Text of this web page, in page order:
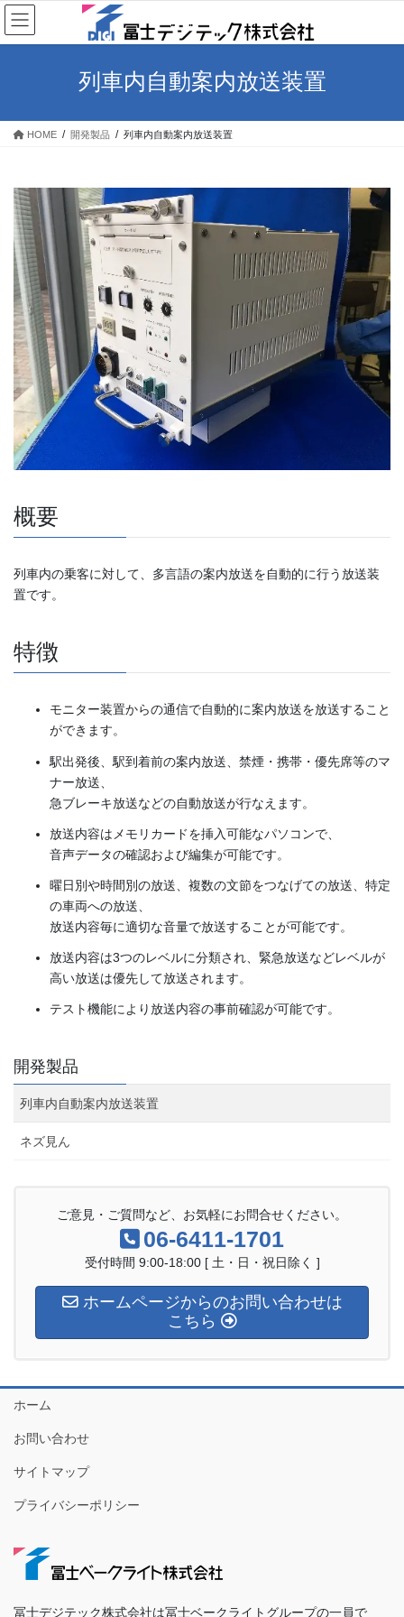
コ
ン
テ
ス
ナ
ビ
ゲ
ン
列車内自動案内放送装置
HOME 開発製品 列車内自動案内放送装置
概要
列車内の乗客に対して、多言語の案内放送を自動的に行う放送装
置です。
特徴
モニター装置からの通信で自動的に案内放送を放送すること
ができます。
駅出発後、駅到着前の案内放送、禁煙・携帯・優先席等のマ
ナー放送、
急ブレーキ放送などの自動放送が行なえます。
放送内容はメモリカードを挿入可能なパソコンで、
音声データの確認および編集が可能です。
曜日別や時間別の放送、複数の文節をつなげての放送、特定
の車両への放送、
放送内容毎に適切な音量で放送することが可能です。
放送内容は3つのレベルに分類され、緊急放送などレベルが
高い放送は優先して放送されます。
テスト機能により放送内容の事前確認が可能です。
開発製品
列車内自動案内放送装置
ネズ見ん
ご意見・ご質問など、お気軽にお問合せください。
06-6411-1701
受付時間 9:00-18:00 [ 土・日・祝日除く ]
ホームページからのお問い合わせは
こちら
ホーム
お問い合わせ
サイトマップ
プライバシーポリシー
冨士デジテック株式会社は冨士ベークライトグループの一員で